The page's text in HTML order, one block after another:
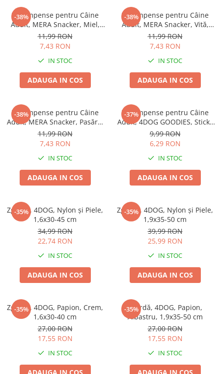
Acvarii
Accesorii Acvarii
Hrană Pești
Hrană Broaște Țestoase
Întreținere Acvariu
Tratament Apă
-38%
Recompense pentru Câine
Adult, MERA Snacker, Miel,
200g
11,99 RON
7,43 RON
IN STOC
ADAUGA IN COS
-38%
Recompense pentru Câine
Adult, MERA Snacker, Vită,
200g
11,99 RON
7,43 RON
IN STOC
ADAUGA IN COS
-38%
Recompense pentru Câine
Adult, MERA Snacker, Pasăre,
200g
11,99 RON
7,43 RON
IN STOC
ADAUGA IN COS
-37%
Recompense pentru Câine
Adult, 4DOG GOODIES, Sticks
din Orez, Talie Mică, 12 cm, 6
bucăți/pungă
9,99 RON
6,29 RON
IN STOC
ADAUGA IN COS
-35%
Zgardă, 4DOG, Nylon și Piele,
1,6x30-45 cm
34,99 RON
22,74 RON
IN STOC
ADAUGA IN COS
-35%
Zgardă, 4DOG, Nylon și Piele,
1,9x35-50 cm
39,99 RON
25,99 RON
IN STOC
ADAUGA IN COS
-35%
Zgardă, 4DOG, Papion, Crem,
1,6x30-40 cm
27,00 RON
17,55 RON
IN STOC
-35%
Zgardă, 4DOG, Papion,
Albastru, 1,9x35-50 cm
27,00 RON
17,55 RON
IN STOC